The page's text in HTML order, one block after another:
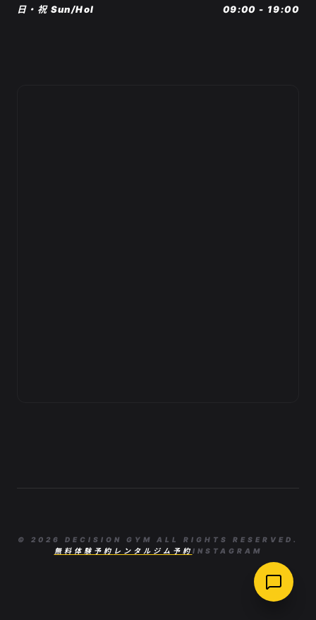
日・祝 Sun/Hol 09:00 - 19:00
© 2026 DECISION GYM ALL RIGHTS RESERVED.
無料体験予約 レンタルジム予約 INSTAGRAM